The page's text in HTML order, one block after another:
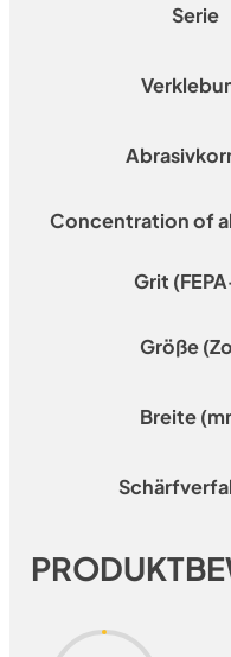
Serie
Concentration of
Grit
Größe
Breite